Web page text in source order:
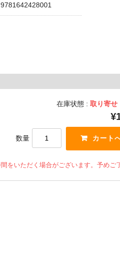
9781642428001
在庫状態 : 取り寄せ
数量
をいただく場合がございます。予めご